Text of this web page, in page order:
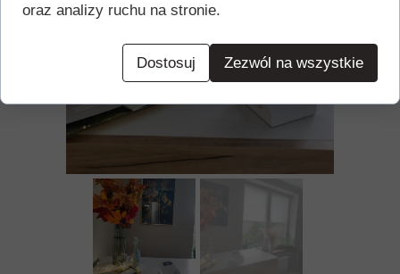
oraz analizy ruchu na stronie.
Dostosuj Zezwól na wszystkie